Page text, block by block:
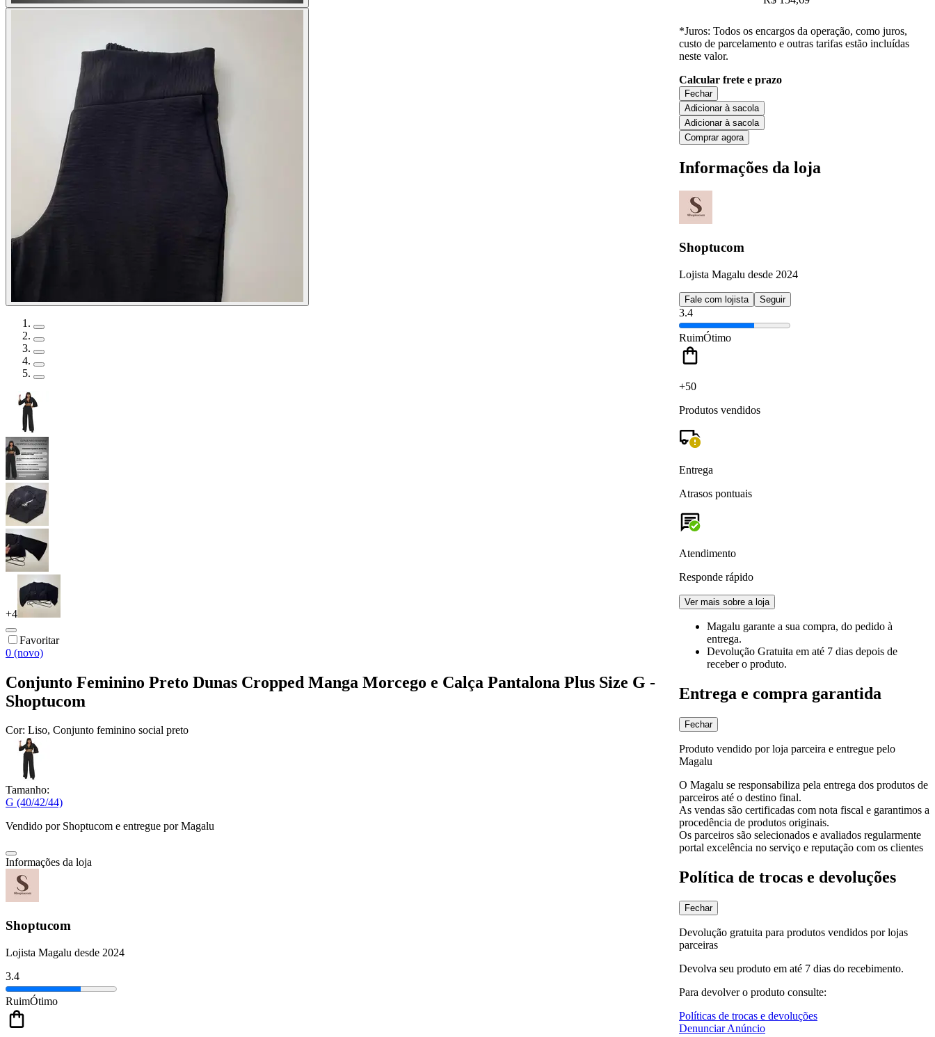
+4
Favoritar
0 (novo)
Conjunto Feminino Preto Dunas Cropped Manga Morcego e Calça Pantalona Plus Size G -
Shoptucom
Cor: Liso, Conjunto feminino social preto
Tamanho:
G (40/42/44)
Vendido por Shoptucom e entregue por Magalu
Informações da loja
Shoptucom
Lojista Magalu desde 2024
3.4
RuimÓtimo
*Juros: Todos os encargos da operação, como juros,
custo de parcelamento e outras tarifas estão incluídas
neste valor.
Calcular frete e prazo
Fechar
Adicionar à sacola
Adicionar à sacola
Comprar agora
Informações da loja
Shoptucom
Lojista Magalu desde 2024
Fale com lojista Seguir
3.4
RuimÓtimo
+50
Produtos vendidos
Entrega
Atrasos pontuais
Atendimento
Responde rápido
Ver mais sobre a loja
Magalu garante a sua compra, do pedido à
entrega.
Devolução Gratuita em até 7 dias depois de
receber o produto.
Entrega e compra garantida
Fechar
Produto vendido por loja parceira e entregue pelo
Magalu
O Magalu se responsabiliza pela entrega dos produtos de
parceiros até o destino final.
As vendas são certificadas com nota fiscal e garantimos a
procedência de produtos originais.
Os parceiros são selecionados e avaliados regularmente
portal excelência no serviço e reputação com os clientes
Política de trocas e devoluções
Fechar
Devolução gratuita para produtos vendidos por lojas
parceiras
Devolva seu produto em até 7 dias do recebimento.
Para devolver o produto consulte:
Políticas de trocas e devoluções
Denunciar Anúncio